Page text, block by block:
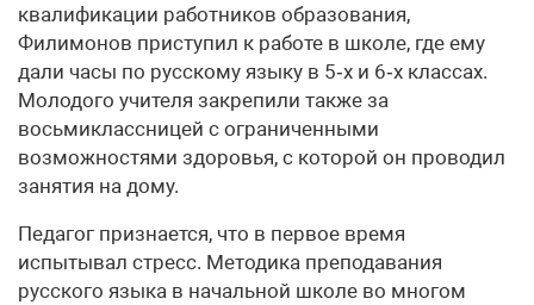
квалификации работников образования,
Филимонов приступил к работе в школе, где ему
дали часы по русскому языку в 5‑х и 6‑х классах.
Молодого учителя закрепили также за
восьмиклассницей с ограниченными
возможностями здоровья, с которой он проводил
занятия на дому.
Педагог признается, что в первое время
испытывал стресс. Методика преподавания
русского языка в начальной школе во многом